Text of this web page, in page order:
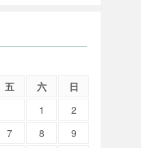
五 六
日
1
2
7 8
9